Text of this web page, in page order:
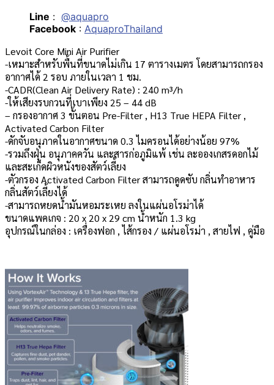
Line : @aquapro
Facebook : AquaproThailand
Levoit Core Mini Air Purifier
-เหมาะสำหรับพื้นที่ขนาดไม่เกิน 17 ตารางเมตร โดยสามารถกรอง
อากาศได้ 2 รอบ ภายในเวลา 1 ชม.
-CADR(Clean Air Delivery Rate) : 240 m³/h
-ให้เสียงรบกวนที่เบาเพียง 25 – 44 dB
– กรองอากาศ 3 ขั้นตอน Pre-Filter , H13 True HEPA Filter ,
Activated Carbon Filter
-ดักจับอนุภาคในอากาศขนาด 0.3 ไมครอนได้อย่างน้อย 97%
-รวมถึงฝุ่น อนุภาคควัน และสารก่อภูมิแพ้ เช่น ละอองเกสรดอกไม้
และสะเก็ดผิวหนังของสัตว์เลี้ยง
-ตัวกรอง Activated Carbon Filter สามารถดูดซับ กลิ่นทำอาหาร
กลิ่นสัตว์เลี้ยงได้
-สามารถหยดน้ำมันหอมระเหย ลงในแผ่นอโรม่าได้
ขนาดแพคเกจ : 20 x 20 x 29 cm น้ำหนัก 1.3 kg
อุปกรณ์ในกล่อง : เครื่องฟอก , ไส้กรอง / แผ่นอโรม่า , สายไฟ , คู่มือ